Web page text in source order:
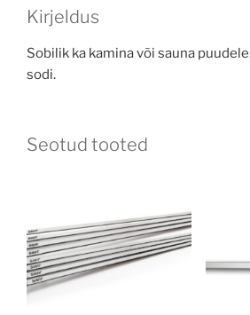
Kirjeldus
Sobilik ka kamina või sauna
sodi.
Seotud tooted